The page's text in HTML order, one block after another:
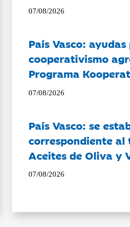
07/08/2026
País Vasco:
cooperativismo
Programa
07/08/2026
País Vasco: se
correspondiente al
Aceites de Oliva y
07/08/2026